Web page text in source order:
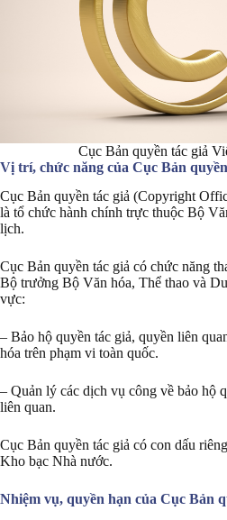
Cục Bản quyền tác giả
Vị trí, chức năng của Cục Bản
Cục Bản quyền tác giả (Copyright
là tổ chức hành chính trực thuộc Bộ
lịch.
Cục Bản quyền tác giả có chức năng
Bộ trưởng Bộ Văn hóa, Thể thao và
vực:
– Bảo hộ quyền tác giả, quyền liên
hóa trên phạm vi toàn quốc.
– Quản lý các dịch vụ công về bảo hộ
liên quan.
Cục Bản quyền tác giả có con dấu
Kho bạc Nhà nước.
Nhiệm vụ, quyền hạn của Cục Bản